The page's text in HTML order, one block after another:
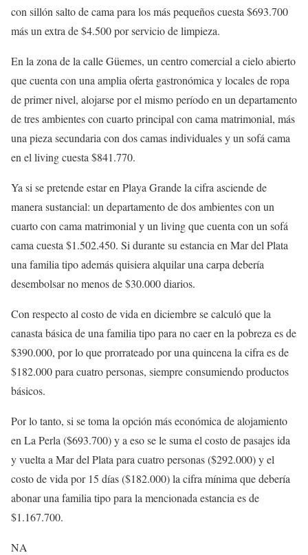
con sillón salto de cama para los más pequeños cuesta $693.700
más un extra de $4.500 por servicio de limpieza.
En la zona de la calle Güemes, un centro comercial a cielo abierto
que cuenta con una amplia oferta gastronómica y locales de ropa
de primer nivel, alojarse por el mismo período en un departamento
de tres ambientes con cuarto principal con cama matrimonial, más
una pieza secundaria con dos camas individuales y un sofá cama
en el living cuesta $841.770.
Ya si se pretende estar en Playa Grande la cifra asciende de
manera sustancial: un departamento de dos ambientes con un
cuarto con cama matrimonial y un living que cuenta con un sofá
cama cuesta $1.502.450. Si durante su estancia en Mar del Plata
una familia tipo además quisiera alquilar una carpa debería
desembolsar no menos de $30.000 diarios.
Con respecto al costo de vida en diciembre se calculó que la
canasta básica de una familia tipo para no caer en la pobreza es de
$390.000, por lo que prorrateado por una quincena la cifra es de
$182.000 para cuatro personas, siempre consumiendo productos
básicos.
Por lo tanto, si se toma la opción más económica de alojamiento
en La Perla ($693.700) y a eso se le suma el costo de pasajes ida
y vuelta a Mar del Plata para cuatro personas ($292.000) y el
costo de vida por 15 días ($182.000) la cifra mínima que debería
abonar una familia tipo para la mencionada estancia es de
$1.167.700.
NA